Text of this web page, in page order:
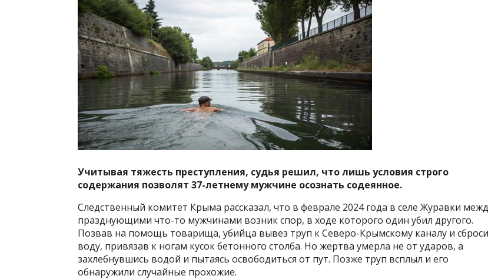
Учитывая тяжесть преступления, судья решил, что лишь условия строго
содержания позволят 37-летнему мужчине осознать содеянное.
Следственный комитет Крыма рассказал, что в феврале 2024 года в селе Журавки
празднующими что-то мужчинами возник спор, в ходе которого один убил другого.
Позвав на помощь товарища, убийца вывез труп к Северо-Крымскому каналу и
воду, привязав к ногам кусок бетонного столба. Но жертва умерла не от ударов, а
захлебнувшись водой и пытаясь освободиться от пут. Позже труп всплыл и его
обнаружили случайные прохожие.